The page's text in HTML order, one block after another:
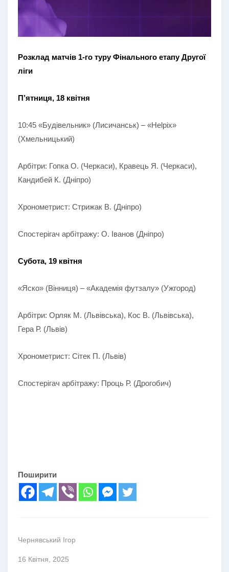
Розклад матчів 1-го туру Фінального етапу Другої
ліги
П’ятниця, 18 квітня
10:45 «Будівельник» (Лисичанськ) – «Helpix»
(Хмельницький)
Арбітри: Гопка О. (Черкаси), Кравець Я. (Черкаси),
Кандибей К. (Дніпро)
Хронометрист: Стрижак В. (Дніпро)
Спостерігач арбітражу: О. Іванов (Дніпро)
Субота, 19 квітня
«Яско» (Вінниця) – «Академія футзалу» (Ужгород)
Арбітри: Орляк М. (Львівська), Кос В. (Львівська),
Гера Р. (Львів)
Хронометрист: Сітек П. (Львів)
Спостерігач арбітражу: Проць Р. (Дрогобич)
Поширити
Чернявський Ігор
16 Квітня, 2025